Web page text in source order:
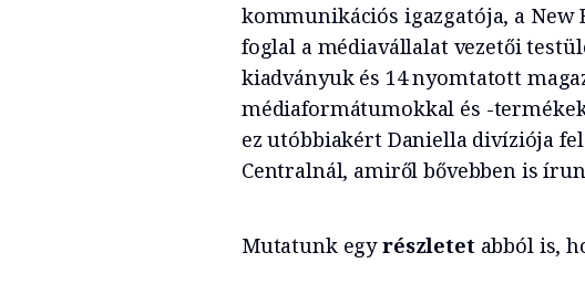
kommunikációs igazgatója, a New
foglal a médiavállalat vezetői
kiadványuk és 14 nyomtatott
médiaformátumokkal és -
ez utóbbiakért Daniella divíziója
Centralnál, amiről bővebben is
Mutatunk egyrészletet abból is,